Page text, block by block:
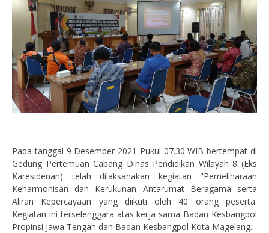
Pada tanggal 9 Desember 2021 Pukul 07.30 WIB bertempat di
Gedung Pertemuan Cabang Dinas Pendidikan Wilayah 8 (Eks
Karesidenan) telah dilaksanakan kegiatan "Pemeliharaan
Keharmonisan dan Kerukunan Antarumat Beragama serta
Aliran Kepercayaan yang diikuti oleh 40 orang peserta.
Kegiatan ini terselenggara atas kerja sama Badan Kesbangpol
Propinsi Jawa Tengah dan Badan Kesbangpol Kota Magelang..